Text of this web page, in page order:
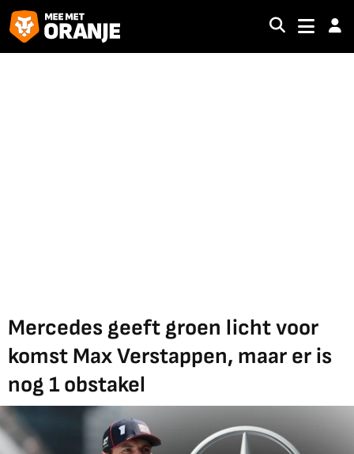
Mercedes geeft groen licht voor
komst Max Verstappen, maar er is
nog 1 obstakel